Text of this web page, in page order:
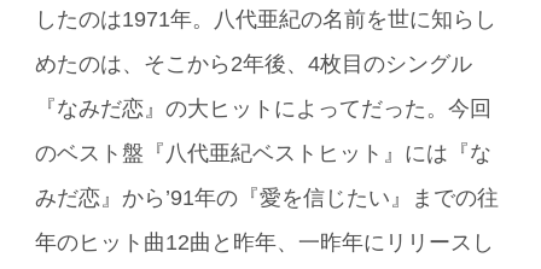
したのは1971年。八代亜紀の名前を世に知らし
めたのは、そこから2年後、4枚目のシングル
『なみだ恋』の大ヒットによってだった。今回
のベスト盤『八代亜紀ベストヒット』には『な
みだ恋』から’91年の『愛を信じたい』までの往
年のヒット曲12曲と昨年、一昨年にリリースし